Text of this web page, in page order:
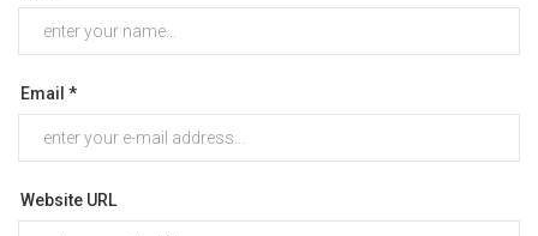
Email *
Website URL